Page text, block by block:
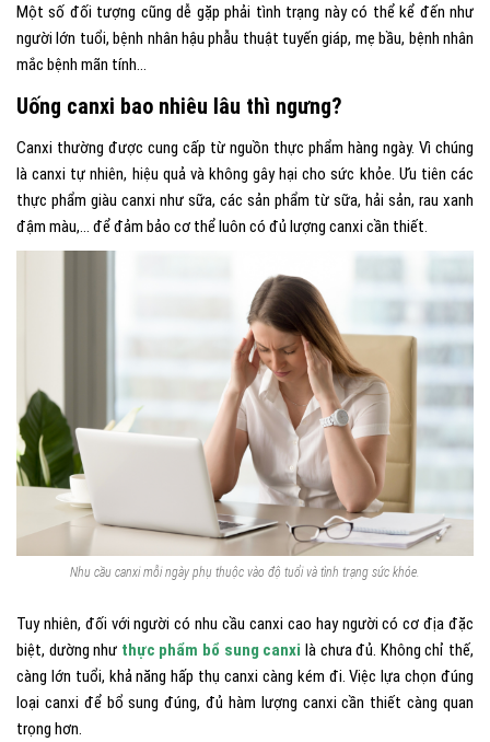
Một số đối tượng cũng dễ gặp phải tình trạng này có thể kể đến như
người lớn tuổi, bệnh nhân hậu phẫu thuật tuyến giáp, mẹ bầu, bệnh nhân
mắc bệnh mãn tính…
Uống canxi bao nhiêu lâu thì ngưng?
Canxi thường được cung cấp từ nguồn thực phẩm hàng ngày. Vì chúng
là canxi tự nhiên, hiệu quả và không gây hại cho sức khỏe. Ưu tiên các
thực phẩm giàu canxi như sữa, các sản phẩm từ sữa, hải sản, rau xanh
đậm màu,… để đảm bảo cơ thể luôn có đủ lượng canxi cần thiết.
Nhu cầu canxi mỗi ngày phụ thuộc vào độ tuổi và tình trạng sức khỏe.
Tuy nhiên, đối với người có nhu cầu canxi cao hay người có cơ địa đặc
biệt, dường như thực phẩm bổ sung canxi là chưa đủ. Không chỉ thế,
càng lớn tuổi, khả năng hấp thụ canxi càng kém đi. Việc lựa chọn đúng
loại canxi để bổ sung đúng, đủ hàm lượng canxi cần thiết càng quan
trọng hơn.